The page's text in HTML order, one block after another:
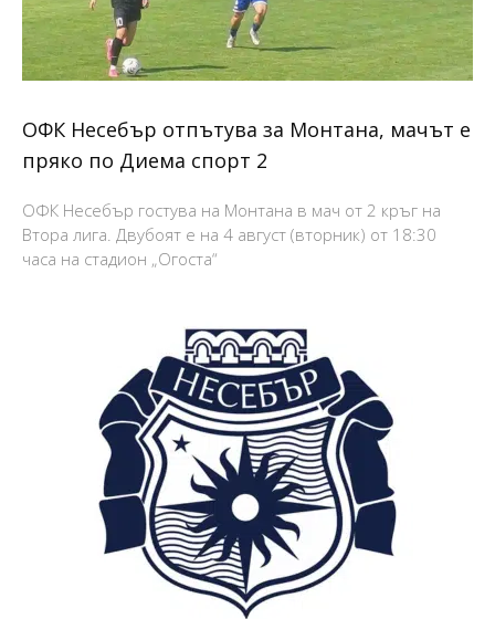
ОФК Несебър отпътува за Монтана, мачът е
пряко по Диема спорт 2
ОФК Несебър гостува на Монтана в мач от 2 кръг на
Втора лига. Двубоят е на 4 август (вторник) от 18:30
часа на стадион „Огоста“